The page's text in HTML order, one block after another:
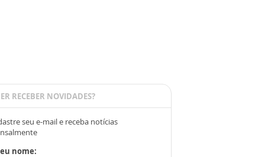
RECEBER NOVIDADES?
seu e-mail e receba notícias
nome: